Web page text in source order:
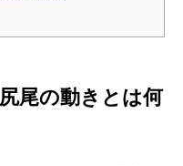
尾の動きとは何